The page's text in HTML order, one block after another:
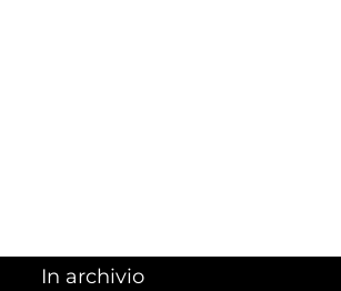
In archivio